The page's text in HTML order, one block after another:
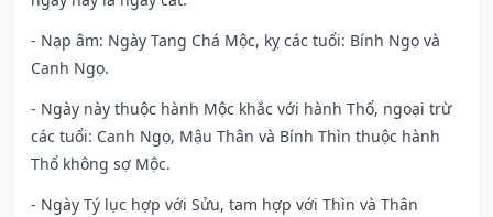
- Nạp âm: Ngày Tang Chá Mộc, kỵ các tuổi: Bính Ngọ và
Canh Ngọ.
- Ngày này thuộc hành Mộc khắc với hành Thổ, ngoại trừ
các tuổi: Canh Ngọ, Mậu Thân và Bính Thìn thuộc hành
Thổ không sợ Mộc.
- Ngày Tý lục hợp với Sửu, tam hợp với Thìn và Thân